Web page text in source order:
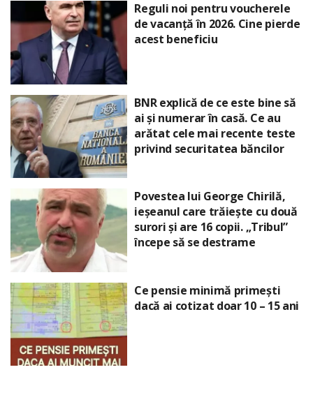
Reguli noi pentru voucherele
de vacanță în 2026. Cine pierde
acest beneficiu
BNR explică de ce este bine să
ai și numerar în casă. Ce au
arătat cele mai recente teste
privind securitatea băncilor
Povestea lui George Chirilă,
ieșeanul care trăiește cu două
surori și are 16 copii. „Tribul”
începe să se destrame
Ce pensie minimă primești
dacă ai cotizat doar 10 – 15 ani